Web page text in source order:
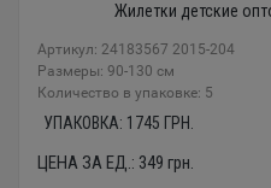
Жилетки детские
Артикул: 24183567 2015-204
Размеры: 90-130 см
Количество в упаковке: 5
УПАКОВКА: 1745 ГРН.
ЦЕНА ЗА ЕД.: 349 грн.